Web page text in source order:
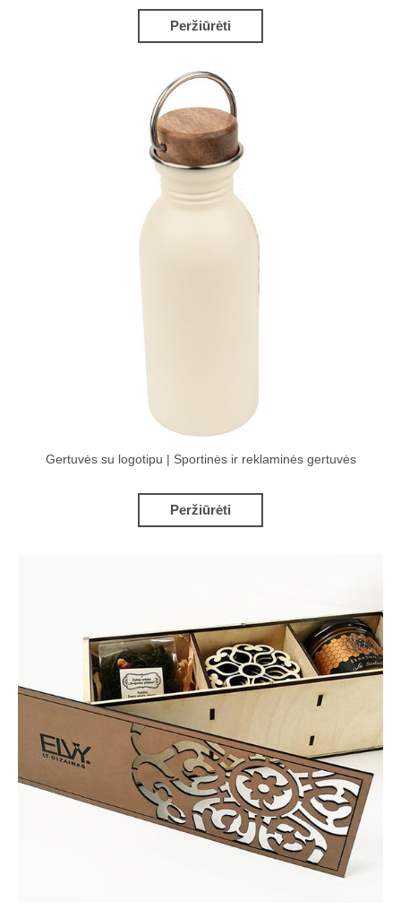
Peržiūrėti
Gertuvės su logotipu | Sportinės ir reklaminės gertuvės
Peržiūrėti